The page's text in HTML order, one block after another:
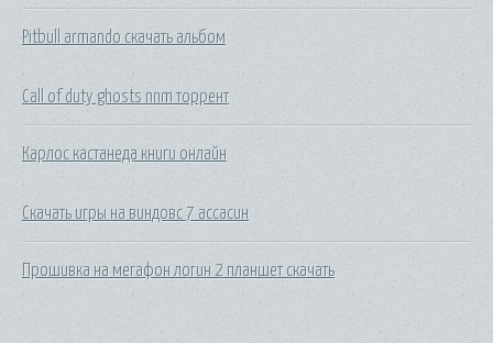
Pitbull armando скачать альбом
Call of duty ghosts nnm торрент
Карлос кастанеда книги онлайн
Скачать игры на виндовс 7 ассасин
Прошивка на мегафон логин 2 планшет скачать